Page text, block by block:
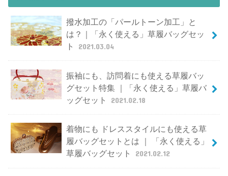
撥水加工の「パールトーン加工」と
は？｜「永く使える」草履バッグセッ
ト
2021.03.04
振袖にも、訪問着にも使える草履バッ
グセット特集 ｜「永く使える」草履バ
ッグセット
2021.02.18
着物にも ドレススタイルにも使える草
履バッグセットとは ｜ 「永く使える」
草履バッグセット
2021.02.12